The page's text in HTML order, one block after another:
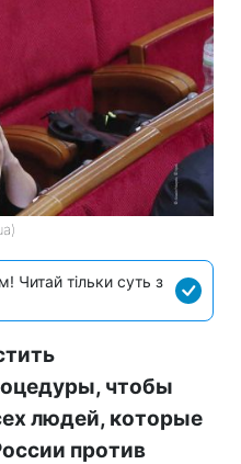
Читай тільки суть з
чтобы
людей, которые
против